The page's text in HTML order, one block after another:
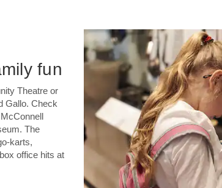
fun
Theatre or
Gallo. Check
The
karts,
office hits at